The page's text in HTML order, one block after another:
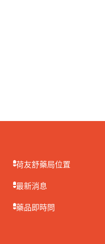
荷友舒藥局位置
最新消息
藥品即時問